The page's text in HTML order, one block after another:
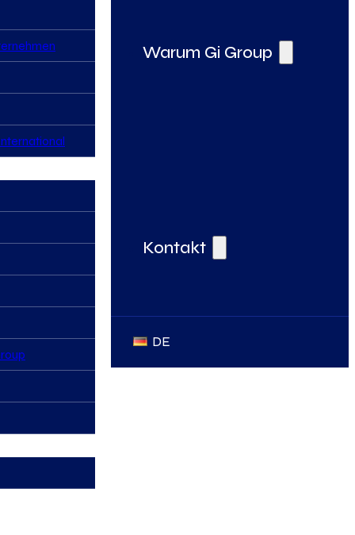
Warum Gi Group
Kontakt
DE